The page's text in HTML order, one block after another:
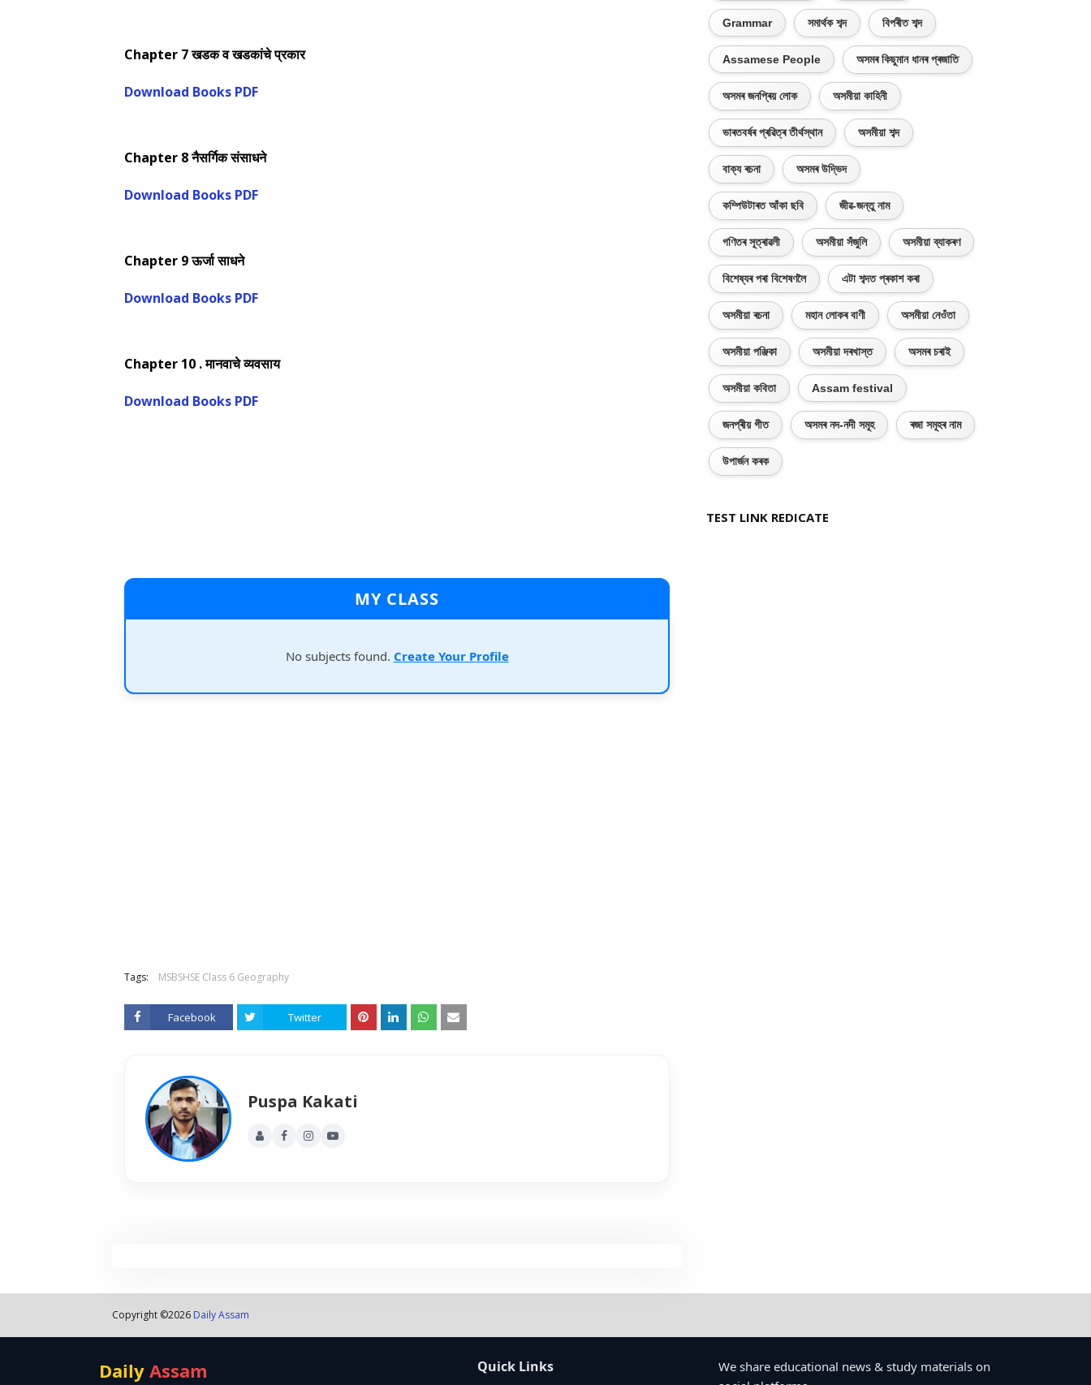
Chapter 7खडक व खडकांचे प्रकार
Download Books PDF
Chapter 8नैसर्गिक संसाधने
Download Books PDF
Chapter 9ऊर्जा साधने
Download Books PDF
Chapter 10 . मानवाचे व्यवसाय
Download Books PDF
MY CLASS
No subjects found. Create Your Profile
Tags: MSBSHSE Class 6 Geography
Facebook Twitter
Puspa Kakati
Grammar সমাৰ্থক শব্দ বিপৰীত শব্দ
Assamese People অসমৰ কিছুমান ধানৰ প্ৰজাতি
অসমৰ জনপ্ৰিয় লোক অসমীয়া কাহিনী
ভাৰতবৰ্ষৰ প্ৰৱিত্ৰ তীৰ্থস্থান অসমীয়া শব্দ
বাক্য ৰচনা অসমৰ উদ্ভিদ
কম্পিউটাৰত আঁকা ছবি জীৱ-জন্তু নাম
গণিতৰ সূত্ৰাৱলী অসমীয়া সঁজুলি অসমীয়া ব্যাকৰণ
বিশেষ্যৰ পৰা বিশেষণলৈ এটা শব্দত প্ৰকাশ কৰা
অসমীয়া ৰচনা মহান লোকৰ বাণী অসমীয়া নেওঁতা
অসমীয়া পঞ্জিকা অসমীয়া দৰখাস্ত অসমৰ চৰাই
অসমীয়া কবিতা Assam festival
জনপ্ৰীয় গীত অসমৰ নদ-নদী সমূহ ৰজা সমূহৰ নাম
উপাৰ্জন কৰক
TEST LINK REDICATE
Copyright ©2026 Daily Assam
Daily Assam Quick Links
We share educational news & study materials on